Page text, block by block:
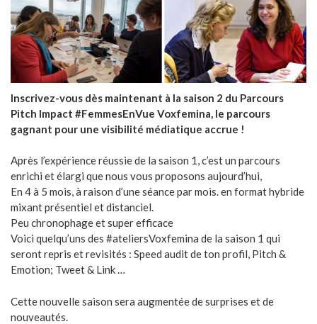
Inscrivez-vous dès maintenant à la saison 2 du Parcours
Pitch Impact #FemmesEnVue Voxfemina, le parcours
gagnant pour une visibilité médiatique accrue !
Après l’expérience réussie de la saison 1, c’est un parcours
enrichi et élargi que nous vous proposons aujourd’hui,
En 4 à 5 mois, à raison d’une séance par mois. en format hybride
mixant présentiel et distanciel.
Peu chronophage et super efficace
Voici quelqu’uns des #ateliersVoxfemina de la saison 1 qui
seront repris et revisités : Speed audit de ton profil, Pitch &
Emotion; Tweet & Link …
Cette nouvelle saison sera augmentée de surprises et de
nouveautés.